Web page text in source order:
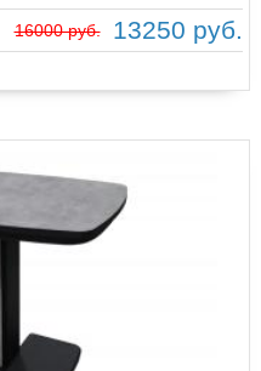
16000 руб. 13250 руб.